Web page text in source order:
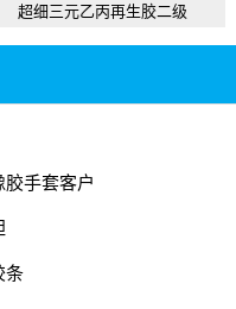
超细三元乙丙再生胶二级
手套客户
条